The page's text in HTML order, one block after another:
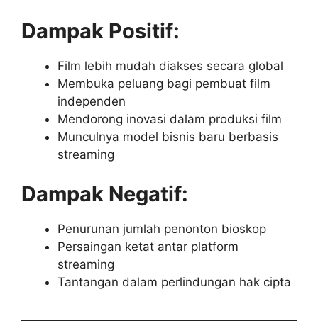
Dampak Positif:
Film lebih mudah diakses secara global
Membuka peluang bagi pembuat film
independen
Mendorong inovasi dalam produksi film
Munculnya model bisnis baru berbasis
streaming
Dampak Negatif:
Penurunan jumlah penonton bioskop
Persaingan ketat antar platform
streaming
Tantangan dalam perlindungan hak cipta